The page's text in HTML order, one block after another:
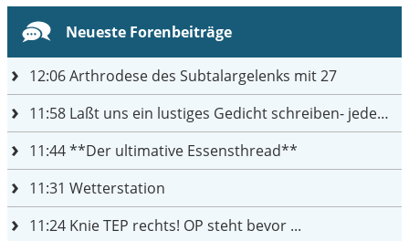
Neueste Forenbeiträge
12:06Arthrodese des Subtalargelenks mit 27
11:58 Laßt uns ein lustiges Gedicht schreiben- jeder einen Satz
11:44**Der ultimative Essensthread**
11:31 Wetterstation
11:24 Knie TEP rechts! OP steht bevor ...